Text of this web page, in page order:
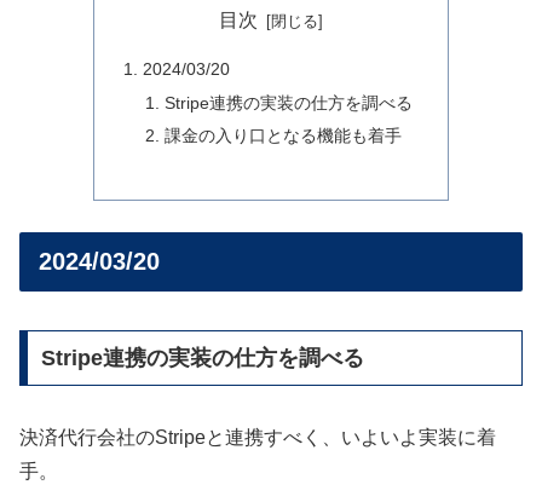
目次
2024/03/20
Stripe連携の実装の仕方を調べる
課金の入り口となる機能も着手
2024/03/20
Stripe連携の実装の仕方を調べる
決済代行会社のStripeと連携すべく、いよいよ実装に着
手。